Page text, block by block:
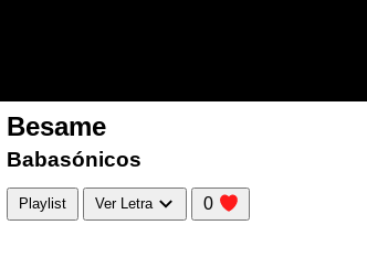
Besame
Babasónicos
Playlist Ver Letra 0